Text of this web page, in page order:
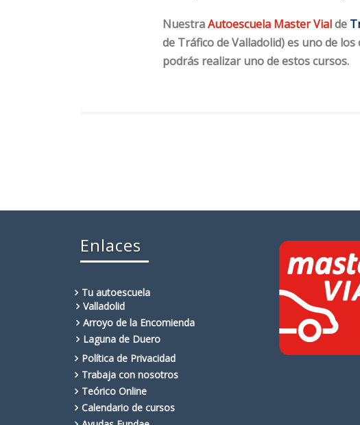
NuestraAutoescuela Master Vialde
de Tráfico de Valladolid) es uno de
podrás realizar uno de estos cursos.
Enlaces
Tu autoescuela
Valladolid
Arroyo de la Encomienda
Laguna de Duero
Política de Privacidad
Trabaja con nosotros
Teórico Online
Calendario de cursos